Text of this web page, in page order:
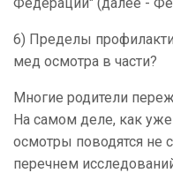
6) Пределы
мед осмотра в части?
Многие родители
На самом деле, как
осмотры поводятся не
перечнем